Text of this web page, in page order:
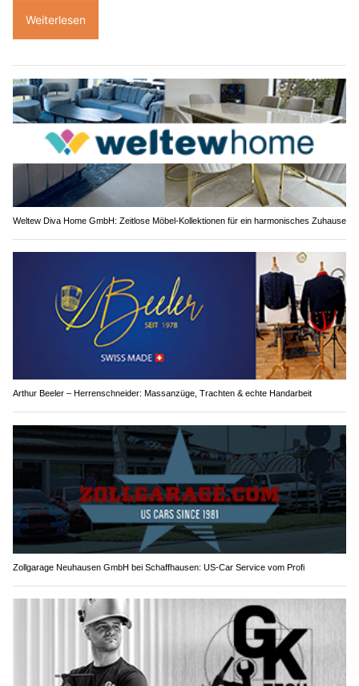
Weiterlesen
Weltew Diva Home GmbH: Zeitlose Möbel-Kollektionen für ein harmonisches Zuhause
Arthur Beeler – Herrenschneider: Massanzüge, Trachten & echte Handarbeit
Zollgarage Neuhausen GmbH bei Schaffhausen: US-Car Service vom Profi